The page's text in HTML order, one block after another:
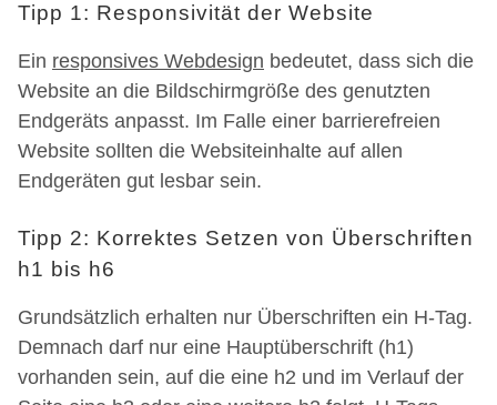
Tipp 1: Responsivität der Website
Ein responsives Webdesign bedeutet, dass sich die
Website an die Bildschirmgröße des genutzten
Endgeräts anpasst. Im Falle einer barrierefreien
Website sollten die Websiteinhalte auf allen
Endgeräten gut lesbar sein.
Tipp 2: Korrektes Setzen von Überschriften
h1 bis h6
Grundsätzlich erhalten nur Überschriften ein H-Tag.
Demnach darf nur eine Hauptüberschrift (h1)
vorhanden sein, auf die eine h2 und im Verlauf der